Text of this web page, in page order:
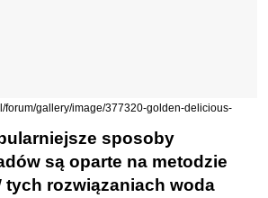
forum/gallery/image/377320-golden-delicious-
sposoby
są oparte na metodzie
tych rozwiązaniach woda